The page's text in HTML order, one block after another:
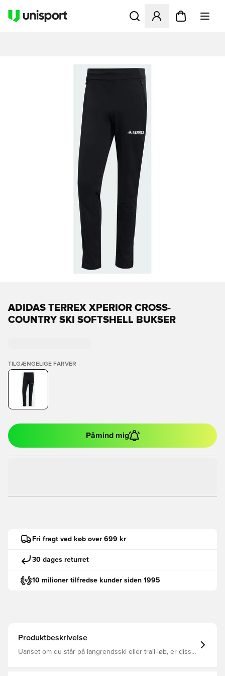
Åbner en Modal til at
ADIDAS TERREX XPERIOR CROSS-
COUNTRY SKI SOFTSHELL BUKSER
TILGÆNGELIGE FARVER
Påmind mig
Fri fragt ved køb over 699 kr
30 dages returret
10 milioner tilfredse kunder siden 1995
Produktbeskrivelse
Uanset om du står på langrendsski eller trail-løb, er disse